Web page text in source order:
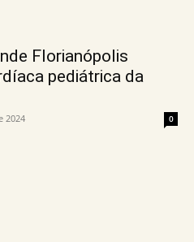
Florianópolis
pediátrica da
2024 0